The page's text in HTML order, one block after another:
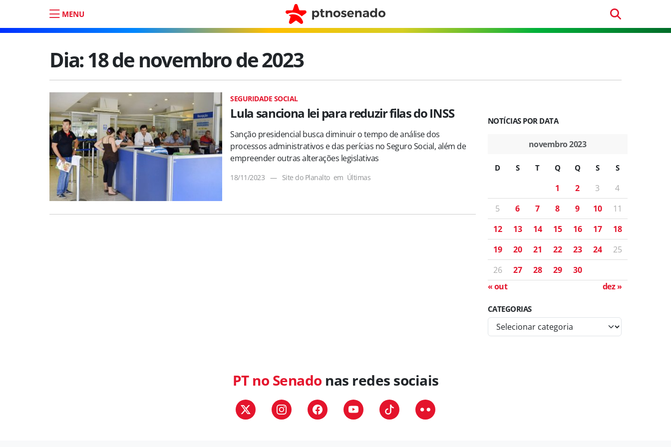
MENU
Dia:18 de novembro de 2023
SEGURIDADE SOCIAL
Lula sanciona lei para reduzir filas do INSS
Sanção presidencial busca diminuir o tempo de análise dos
processos administrativos e das perícias no Seguro Social, além de
empreender outras alterações legislativas
18/11/2023 — Site do Planalto em Últimas
NOTÍCIAS POR DATA
novembro 2023
D S T Q Q S S
1 2 3
4
5
6 7 8 9 10
11
12
13 14 15 16 17
18
19
20 21 22 23 24
25
26
27 28 29
30
« out
dez »
CATEGORIAS
a
PT no Senado nas redes sociais